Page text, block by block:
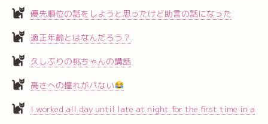
優先順位の話をしようと思ったけど助言の話になった
適正年齢とはなんだろう？
久しぶりの桃ちゃんの講話
高さへの憧れがパない
I worked all day until late at night for the first time in a